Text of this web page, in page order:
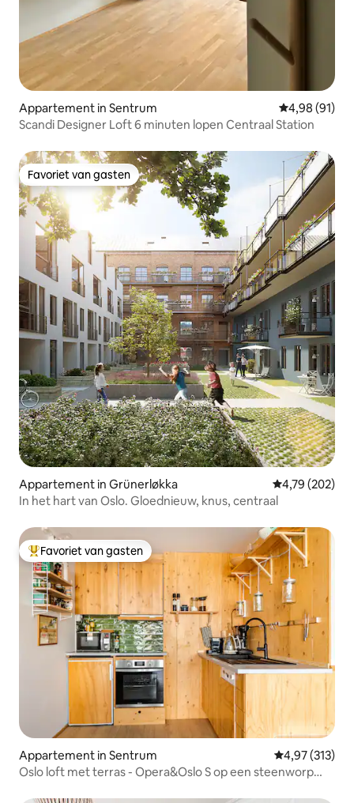
Appartement in Sentrum Gemiddelde
4,98 (91)
Scandi Designer Loft 6 minuten lopen Centraal Station
Favoriet van gasten
Favoriet van gasten
Appartement in Grünerløkka Gemiddelde
4,79 (202)
In het hart van Oslo. Gloednieuw, knus, centraal
Topfavoriet van gasten
Favoriet van gasten
Appartement in Sentrum Gemiddelde
4,97 (313)
Oslo loft met terras - Opera&Oslo S op een steenworp